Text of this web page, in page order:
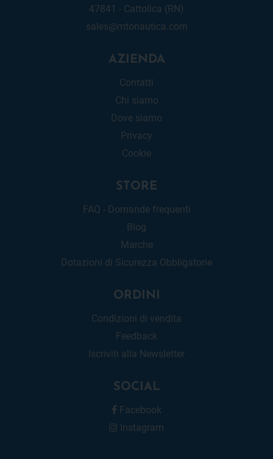
47841 - Cattolica (RN)
sales@mtonautica.com
AZIENDA
Contatti
Chi siamo
Dove siamo
Privacy
Cookie
STORE
FAQ - Domande frequenti
Blog
Marche
Dotazioni di Sicurezza Obbligatorie
ORDINI
Condizioni di vendita
Feedback
Iscriviti alla Newsletter
SOCIAL
Facebook
Instagram